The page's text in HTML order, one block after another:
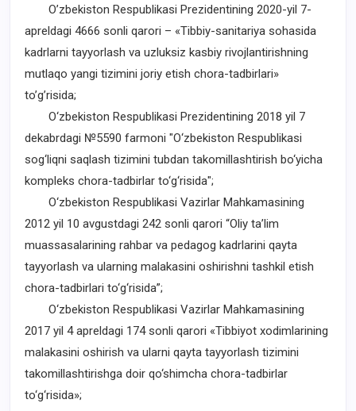
O’zbekiston Respublikasi Prezidentining 2020-yil 7-
apreldagi 4666 sonli qarori – «Tibbiy-sanitariya sohasida
kadrlarni tayyorlash va uzluksiz kasbiy rivojlantirishning
mutlaqo yangi tizimini joriy etish chora-tadbirlari»
to’g’risida;
O‘zbekiston Respublikasi Prezidentining 2018 yil 7
dekabrdagi №5590 farmoni "O‘zbekiston Respublikasi
sog‘liqni saqlash tizimini tubdan takomillashtirish bo‘yicha
kompleks chora-tadbirlar to‘g‘risida";
O‘zbekiston Respublikasi Vazirlar Mahkamasining
2012 yil 10 avgustdagi 242 sonli qarori “Oliy ta’lim
muassasalarining rahbar va pedagog kadrlarini qayta
tayyorlash va ularning malakasini oshirishni tashkil etish
chora-tadbirlari to‘g‘risida”;
O‘zbekiston Respublikasi Vazirlar Mahkamasining
2017 yil 4 apreldagi 174 sonli qarori «Tibbiyot xodimlarining
malakasini oshirish va ularni qayta tayyorlash tizimini
takomillashtirishga doir qo‘shimcha chora-tadbirlar
to‘g‘risida»;